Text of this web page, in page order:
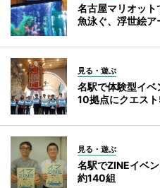
名古屋マリオッ
魚泳ぐ、浮世絵ア
見る・遊ぶ
名駅で体験型イ
10拠点にクエス
見る・遊ぶ
名駅でZINEイベ
約140組